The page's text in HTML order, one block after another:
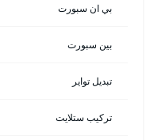
بي ان سبورت
بين سبورت
تبديل تواير
تركيب ستلايت